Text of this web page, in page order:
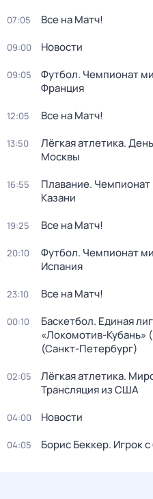
07:05 Все на Матч!
09:00 Новости
09:05
Футбол. Чемпионат
Франция
12:05 Все на Матч!
13:50
Лёгкая атлетика.
Москвы
16:55
Плавание. Чемпионат
Казани
19:25 Все на Матч!
20:10
Футбол. Чемпионат
Испания
23:10 Все на Матч!
00:10
Баскетбол. Единая
«Локомотив-Кубань»
(Санкт-Петербург)
02:05
Лёгкая атлетика.
Трансляция из США
04:00 Новости
04:05 Борис Беккер. Игрок